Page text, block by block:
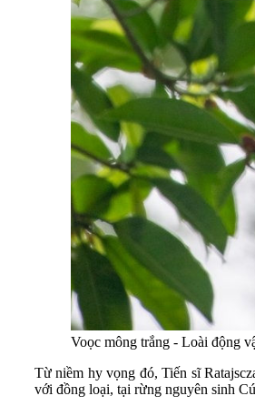
Voọc mông trắng - Loài động
Từ niềm hy vọng đó, Tiến sĩ
với đồng loại, tại rừng nguyên sinh